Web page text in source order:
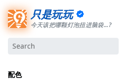
只是玩玩
今天该把哪颗灯泡扭进脑袋...?
配色